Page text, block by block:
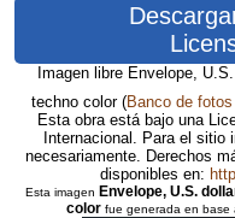
Imagen libre Envelope,
techno color (Banco de
Esta obra está bajo una
Internacional. Para el sitio
necesariamente. Derechos
disponibles en:
Esta imagen Envelope, U.S.
colorfue generada en base